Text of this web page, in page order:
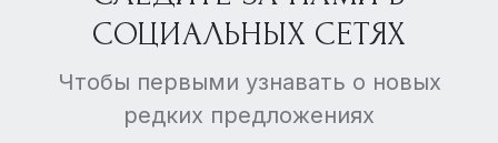
СОЦИАЛЬНЫХ СЕТЯХ
Чтобы первыми узнавать о новых
редких предложениях